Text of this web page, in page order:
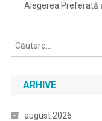
Alegerea Preferată
ARHIVE
august 2026